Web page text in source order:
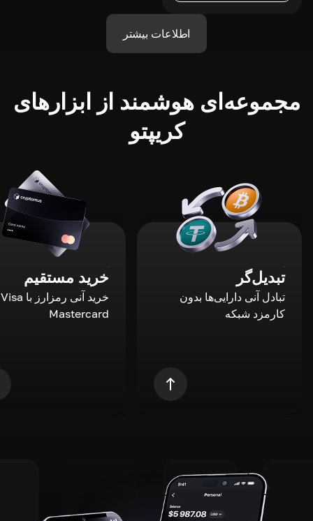
اطلاعات بیشتر
مجموعه‌ای هوشمند از ابزارهای
کریپتو
تبدیل‌گر
تبادل آنی دارایی‌ها بدون
کارمزد شبکه
خرید مستقیم
Mastercard